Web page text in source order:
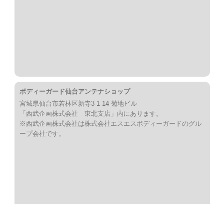
ボディーガード仙台アンテナショップ
宮城県仙台市若林区新寺3-1-14 菊地ビル
「西武企画株式会社 東北支店」内にあります。
※西武企画株式会社は株式会社エスエスボディーガードのグル
ープ会社です。